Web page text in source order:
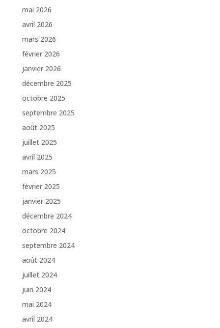
mai 2026
avril 2026
mars 2026
février 2026
janvier 2026
décembre 2025
octobre 2025
septembre 2025
août 2025
juillet 2025
avril 2025
mars 2025
février 2025
janvier 2025
décembre 2024
octobre 2024
septembre 2024
août 2024
juillet 2024
juin 2024
mai 2024
avril 2024